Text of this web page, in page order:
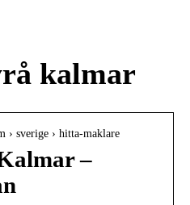
kalmar
› sverige › hitta-maklare
–